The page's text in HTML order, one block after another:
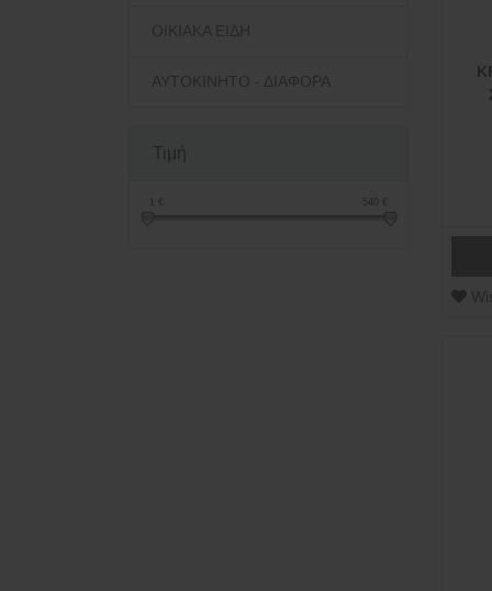
ΟΙΚΙΑΚΑ ΕΙΔΗ
ΑΥΤΟΚΙΝΗΤΟ - ΔΙΑΦΟΡΑ
Τιμή
540